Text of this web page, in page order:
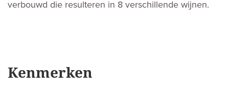
verbouwd die resulteren in 8 verschillende wijnen.
Kenmerken